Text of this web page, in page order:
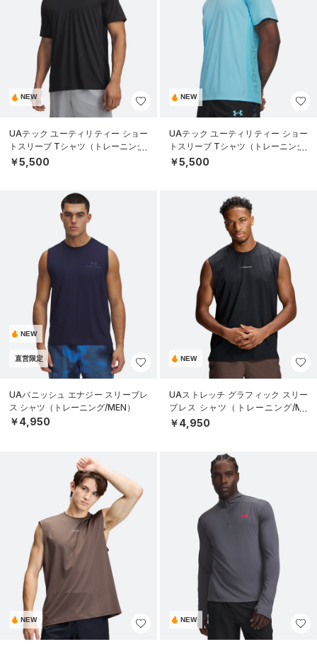
NEW
UAテック ユーティリティー ショー
トスリーブ Tシャツ（トレーニング/
MEN）
￥5,500
NEW
UAテック ユーティリティー ショー
トスリーブ Tシャツ（トレーニング/
MEN）
￥5,500
NEW
直営限定
UAバニッシュ エナジー スリーブレ
ス シャツ（トレーニング/MEN）
￥4,950
NEW
UAストレッチ グラフィック スリー
ブレス シャツ（トレーニング/ME
N）
￥4,950
NEW NEW